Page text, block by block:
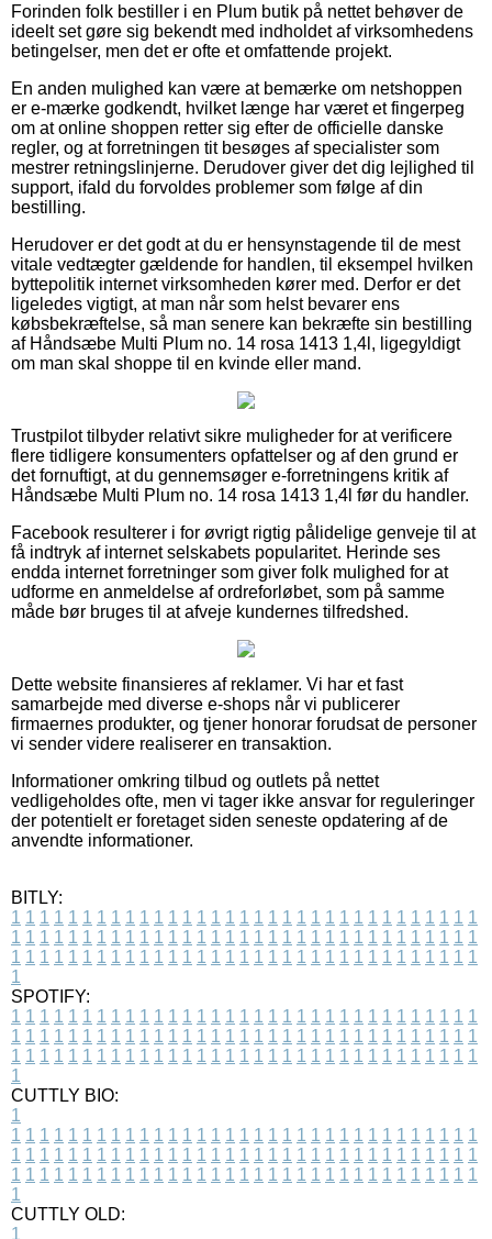
Forinden folk bestiller i en Plum butik på nettet behøver de
ideelt set gøre sig bekendt med indholdet af virksomhedens
betingelser, men det er ofte et omfattende projekt.
En anden mulighed kan være at bemærke om netshoppen
er e-mærke godkendt, hvilket længe har været et fingerpeg
om at online shoppen retter sig efter de officielle danske
regler, og at forretningen tit besøges af specialister som
mestrer retningslinjerne. Derudover giver det dig lejlighed til
support, ifald du forvoldes problemer som følge af din
bestilling.
Herudover er det godt at du er hensynstagende til de mest
vitale vedtægter gældende for handlen, til eksempel hvilken
byttepolitik internet virksomheden kører med. Derfor er det
ligeledes vigtigt, at man når som helst bevarer ens
købsbekræftelse, så man senere kan bekræfte sin bestilling
af Håndsæbe Multi Plum no. 14 rosa 1413 1,4l, ligegyldigt
om man skal shoppe til en kvinde eller mand.
Trustpilot tilbyder relativt sikre muligheder for at verificere
flere tidligere konsumenters opfattelser og af den grund er
det fornuftigt, at du gennemsøger e-forretningens kritik af
Håndsæbe Multi Plum no. 14 rosa 1413 1,4l før du handler.
Facebook resulterer i for øvrigt rigtig pålidelige genveje til at
få indtryk af internet selskabets popularitet. Herinde ses
endda internet forretninger som giver folk mulighed for at
udforme en anmeldelse af ordreforløbet, som på samme
måde bør bruges til at afveje kundernes tilfredshed.
Dette website finansieres af reklamer. Vi har et fast
samarbejde med diverse e-shops når vi publicerer
firmaernes produkter, og tjener honorar forudsat de personer
vi sender videre realiserer en transaktion.
Informationer omkring tilbud og outlets på nettet
vedligeholdes ofte, men vi tager ikke ansvar for reguleringer
der potentielt er foretaget siden seneste opdatering af de
anvendte informationer.
BITLY:
1 1 1 1 1 1 1 1 1 1 1 1 1 1 1 1 1 1 1 1 1 1 1 1 1 1 1 1 1 1 1 1 1
1 1 1 1 1 1 1 1 1 1 1 1 1 1 1 1 1 1 1 1 1 1 1 1 1 1 1 1 1 1 1 1 1
1 1 1 1 1 1 1 1 1 1 1 1 1 1 1 1 1 1 1 1 1 1 1 1 1 1 1 1 1 1 1 1 1
1
SPOTIFY:
1 1 1 1 1 1 1 1 1 1 1 1 1 1 1 1 1 1 1 1 1 1 1 1 1 1 1 1 1 1 1 1 1
1 1 1 1 1 1 1 1 1 1 1 1 1 1 1 1 1 1 1 1 1 1 1 1 1 1 1 1 1 1 1 1 1
1 1 1 1 1 1 1 1 1 1 1 1 1 1 1 1 1 1 1 1 1 1 1 1 1 1 1 1 1 1 1 1 1
1
CUTTLY BIO:
1
1 1 1 1 1 1 1 1 1 1 1 1 1 1 1 1 1 1 1 1 1 1 1 1 1 1 1 1 1 1 1 1 1
1 1 1 1 1 1 1 1 1 1 1 1 1 1 1 1 1 1 1 1 1 1 1 1 1 1 1 1 1 1 1 1 1
1 1 1 1 1 1 1 1 1 1 1 1 1 1 1 1 1 1 1 1 1 1 1 1 1 1 1 1 1 1 1 1 1
1
CUTTLY OLD:
1